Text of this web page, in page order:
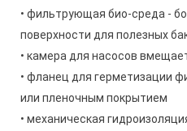
• фильтрующая био-среда -
поверхности для полезных
• камера для насосов
• фланец для герметизации
или пленочным покрытием
• механическая